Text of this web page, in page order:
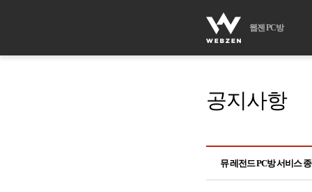
웹젠 PC방
공지사항
뮤 레전드 PC방 서비스